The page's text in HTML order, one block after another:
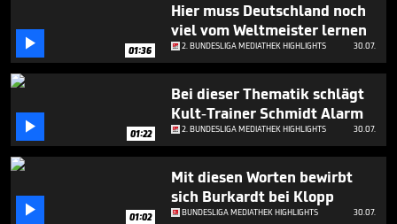
 01:36
Hier muss Deutschland noch
viel vom Weltmeister lernen
2. BUNDESLIGA MEDIATHEK HIGHLIGHTS 30.07.
 01:22
Bei dieser Thematik schlägt
Kult-Trainer Schmidt Alarm
2. BUNDESLIGA MEDIATHEK HIGHLIGHTS 30.07.
 01:02
Mit diesen Worten bewirbt
sich Burkardt bei Klopp
BUNDESLIGA MEDIATHEK HIGHLIGHTS 30.07.